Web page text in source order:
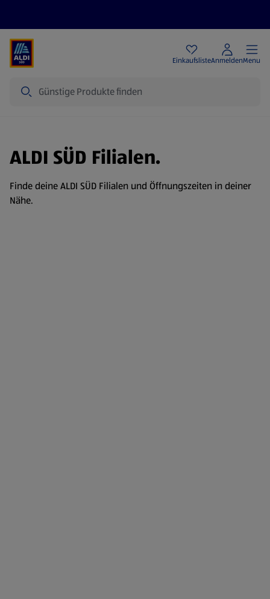
EinkaufslisteAnmeldenMenu
ALDI SÜD Filialen.
Finde deine ALDI SÜD Filialen und Öffnungszeiten in deiner
Nähe.